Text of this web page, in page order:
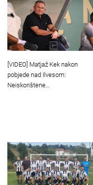
[VIDEO] Matjaž Kek nakon
pobjede nad Ilvesom:
Neiskorištene…